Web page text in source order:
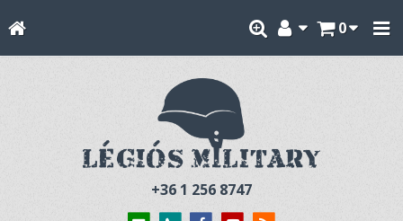
0
+36 1 256 8747